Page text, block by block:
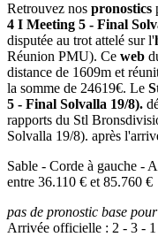
Retrouvez nos pronostics
4 I Meeting 5 - Final
disputée au trot attelé sur l'
Réunion PMU). Ce web
distance de 1609m et
la somme de 24619€. Le
5 - Final Solvalla 19/8).
rapports du Stl
Solvalla 19/8). après
Sable - Corde à gauche -
entre 36.110 € et 85.760 €
pas de pronostic base
Arrivée officielle : 2 - 3 - 1